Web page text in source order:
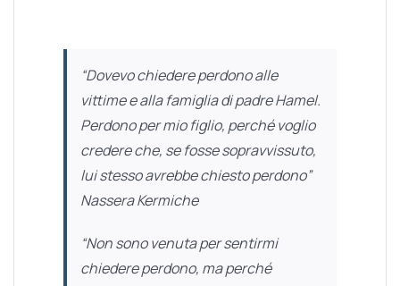
“Dovevo chiedere perdono alle
vittime e alla famiglia di padre Hamel.
Perdono per mio figlio, perché voglio
credere che, se fosse sopravvissuto,
lui stesso avrebbe chiesto perdono”
Nassera Kermiche
“Non sono venuta per sentirmi
chiedere perdono, ma perché